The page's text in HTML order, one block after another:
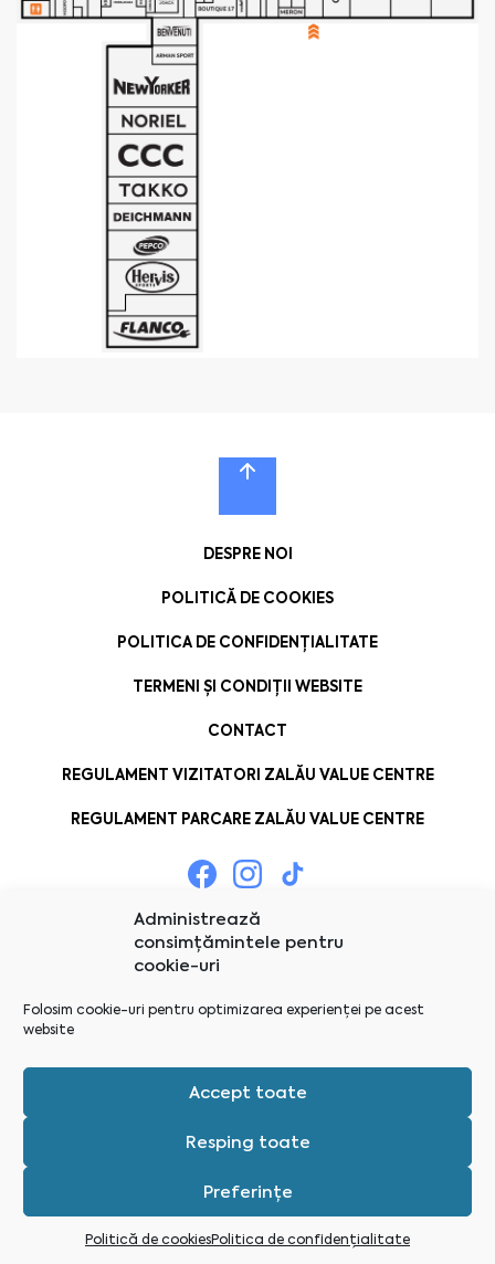
Administrează
consimțămintele pentru
cookie-uri
Folosim cookie-uri pentru optimizarea experienței pe acest
website
Accept toate
Resping toate
Preferințe
Politică de cookiesPolitica de confidențialitate
DESPRE NOI
POLITICĂ DE COOKIES
POLITICA DE CONFIDENȚIALITATE
TERMENI ȘI CONDIȚII WEBSITE
CONTACT
REGULAMENT VIZITATORI ZALĂU VALUE CENTRE
REGULAMENT PARCARE ZALĂU VALUE CENTRE
Administrează consimțămintele